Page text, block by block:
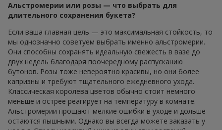
Альстромерии или розы — что выбрать для
длительного сохранения букета?
Если ваша главная цель — это максимальная стойкость, то
мы однозначно советуем выбрать именно альстромерии.
Они способны сохранять идеальную свежесть в вазе до
двух недель благодаря поочередному распусканию
бутонов. Розы тоже невероятно красивы, но они более
капризны и требуют тщательного ежедневного ухода.
Классическая королева цветов обычно стоит немного
меньше и острее реагирует на температуру в комнате.
Альстромерии прощают мелкие ошибки в уходе и дольше
остаются пышными. Однако вы всегда можете заказать у